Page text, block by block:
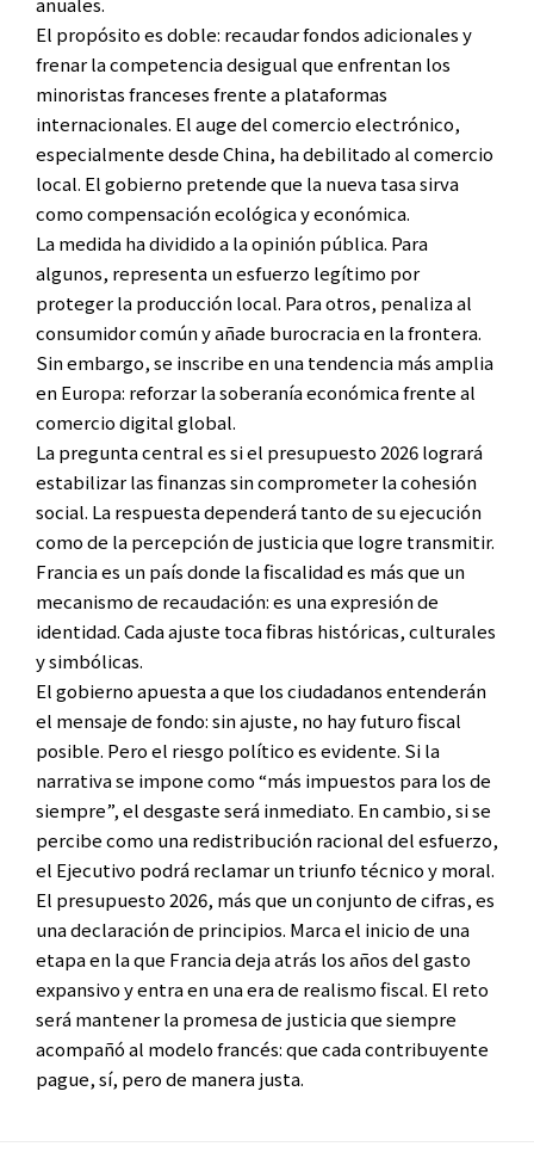
El propósito es doble: recaudar fondos adicionales y
frenar la competencia desigual que enfrentan los
minoristas franceses frente a plataformas
internacionales. El auge del comercio electrónico,
especialmente desde China, ha debilitado al comercio
local. El gobierno pretende que la nueva tasa sirva
como compensación ecológica y económica.
La medida ha dividido a la opinión pública. Para
algunos, representa un esfuerzo legítimo por
proteger la producción local. Para otros, penaliza al
consumidor común y añade burocracia en la frontera.
Sin embargo, se inscribe en una tendencia más amplia
en Europa: reforzar la soberanía económica frente al
comercio digital global.
La pregunta central es si el presupuesto 2026 logrará
estabilizar las finanzas sin comprometer la cohesión
social. La respuesta dependerá tanto de su ejecución
como de la percepción de justicia que logre transmitir.
Francia es un país donde la fiscalidad es más que un
mecanismo de recaudación: es una expresión de
identidad. Cada ajuste toca fibras históricas, culturales
y simbólicas.
El gobierno apuesta a que los ciudadanos entenderán
el mensaje de fondo: sin ajuste, no hay futuro fiscal
posible. Pero el riesgo político es evidente. Si la
narrativa se impone como “más impuestos para los de
siempre”, el desgaste será inmediato. En cambio, si se
percibe como una redistribución racional del esfuerzo,
el Ejecutivo podrá reclamar un triunfo técnico y moral.
El presupuesto 2026, más que un conjunto de cifras, es
una declaración de principios. Marca el inicio de una
etapa en la que Francia deja atrás los años del gasto
expansivo y entra en una era de realismo fiscal. El reto
será mantener la promesa de justicia que siempre
acompañó al modelo francés: que cada contribuyente
pague, sí, pero de manera justa.